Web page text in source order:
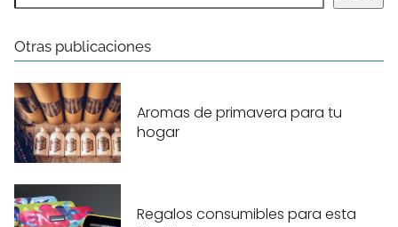
Otras publicaciones
Aromas de primavera para tu
hogar
Regalos consumibles para esta